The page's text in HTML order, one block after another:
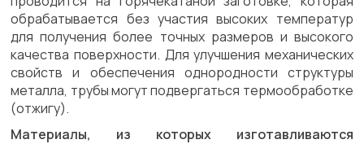
обрабатывается без участия высоких температур
для получения более точных размеров и высокого
качества поверхности. Для улучшения механических
свойств и обеспечения однородности структуры
металла, трубы могут подвергаться термообработке
(отжигу).
Материалы, из которых изготавливаются